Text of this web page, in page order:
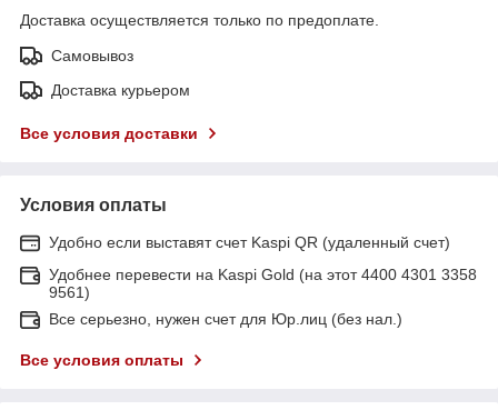
Доставка осуществляется только по предоплате.
Самовывоз
Доставка курьером
Все условия доставки
Условия оплаты
Удобно если выставят счет Kaspi QR (удаленный счет)
Удобнее перевести на Kaspi Gold (на этот 4400 4301 3358
9561)
Все серьезно, нужен счет для Юр.лиц (без нал.)
Все условия оплаты